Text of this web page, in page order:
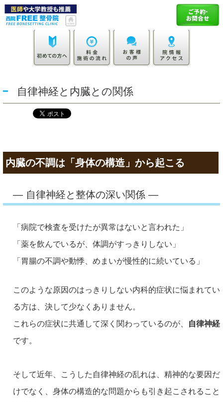
自律神経と内臓との関係
内臓の不調は「身体の構造」から起こる
― 自律神経と整体の深い関係 ―
「病院で検査を受けたが異常はないと言われた」
「薬を飲んでいるが、体調がすっきりしない」
「胃腸の不調や動悸、めまいが慢性的に続いている」
このような原因のはっきりしない内科的症状に悩まれてい
る方は、 決して少なくありません。
これらの症状に共通して深く関わっているのが、
自律神経
です。
そして近年、こうした自律神経の乱れは、 精神的な要因だ
けでなく、 身体の構造的な問題からも引き起こされること